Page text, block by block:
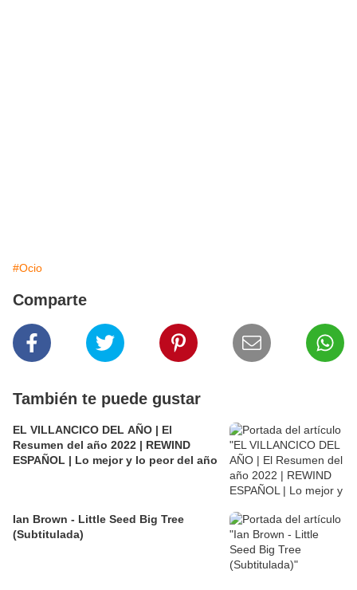
#Ocio
Comparte
También te puede gustar
EL VILLANCICO DEL AÑO | El
Resumen del año 2022 | REWIND
ESPAÑOL | Lo mejor y lo peor del año
Ian Brown - Little Seed Big Tree
(Subtitulada)